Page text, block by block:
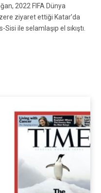
2022 FIFA Dünya
ziyaret ettiği Katar’da
ile selamlaşıp el sıkıştı.